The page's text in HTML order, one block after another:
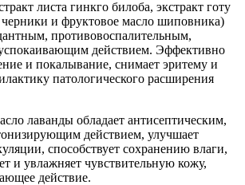
листа гинкго билоба, экстракт готу
черники и фруктовое масло шиповника)
противовоспалительным,
действием. Эффективно
и покалывание, снимает эритему и
патологического расширения
лаванды обладает антисептическим,
действием, улучшает
способствует сохранению влаги,
и увлажняет чувствительную кожу,
действие.